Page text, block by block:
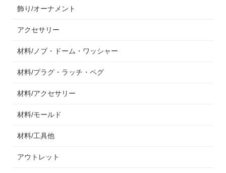
飾り/オーナメント
アクセサリー
材料/ノブ・ドーム・ワッシャー
材料/プラグ・ラッチ・ペグ
材料/アクセサリー
材料/モールド
材料/工具他
アウトレット